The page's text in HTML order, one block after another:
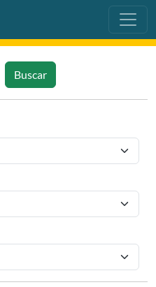
Buscar